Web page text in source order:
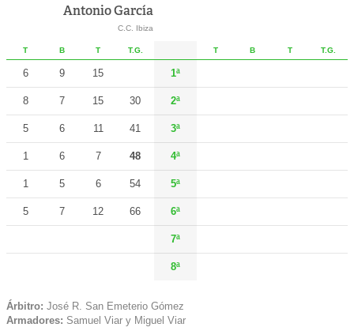
Antonio García
C.C. Ibiza
T B T T.G. T B T T.G.
6 9 15 1ª
8 7 15 30 2ª
5 6 11 41 3ª
1 6 7 48 4ª
1 5 6 54 5ª
5 7 12 66 6ª
7ª
8ª
Árbitro: José R. San Emeterio Gómez
Armadores: Samuel Viar y Miguel Viar